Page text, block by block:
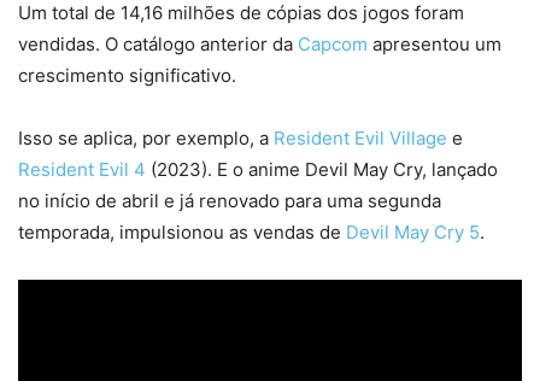
Um total de 14,16 milhões de cópias dos jogos foram
vendidas. O catálogo anterior da Capcom apresentou um
crescimento significativo.
Isso se aplica, por exemplo, a Resident Evil Village e
Resident Evil 4 (2023). E o anime Devil May Cry, lançado
no início de abril e já renovado para uma segunda
temporada, impulsionou as vendas de Devil May Cry 5.